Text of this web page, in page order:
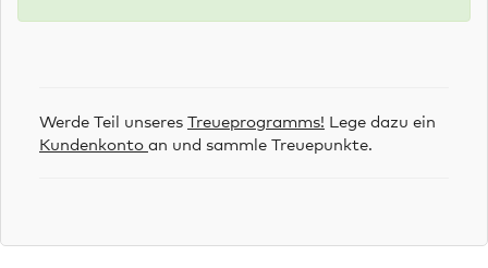
Werde Teil unseres Treueprogramms! Lege dazu ein
Kundenkonto an und sammle Treuepunkte.